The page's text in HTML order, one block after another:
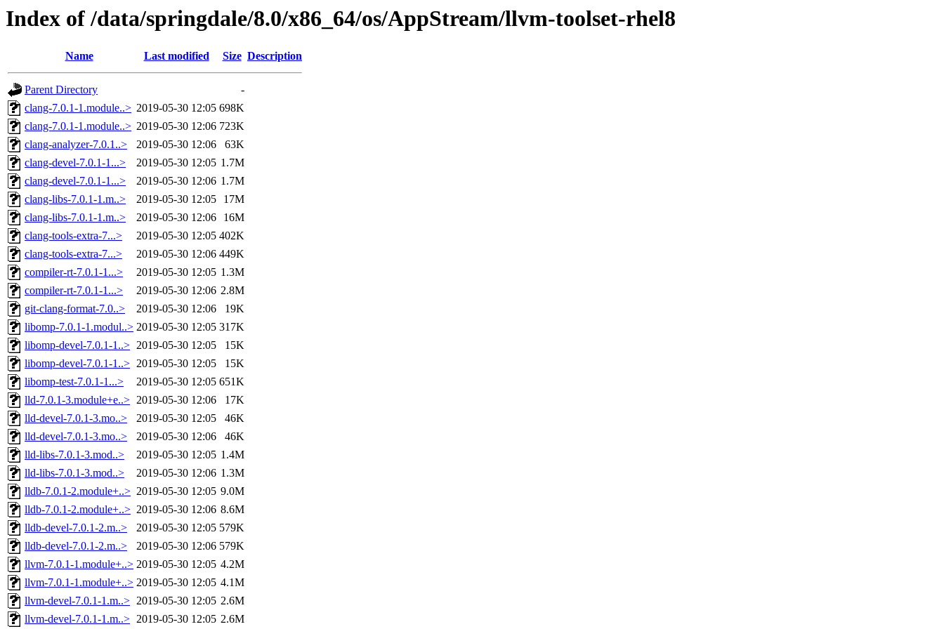
Index of /data/springdale/8.0/x86_64/os/AppStream/llvm-toolset-rhel8
Name Last modified Size Description
Parent Directory
-
clang-7.0.1-1.module..> 2019-05-30 12:05 698K
clang-7.0.1-1.module..> 2019-05-30 12:06 723K
clang-analyzer-7.0.1..>
2019-05-30 12:06
63K
clang-devel-7.0.1-1...>
2019-05-30 12:05 1.7M
clang-devel-7.0.1-1...>
2019-05-30 12:06 1.7M
clang-libs-7.0.1-1.m..>
2019-05-30 12:05
17M
clang-libs-7.0.1-1.m..>
2019-05-30 12:06
16M
clang-tools-extra-7...>
2019-05-30 12:05 402K
clang-tools-extra-7...>
2019-05-30 12:06 449K
compiler-rt-7.0.1-1...>
2019-05-30 12:05 1.3M
compiler-rt-7.0.1-1...>
2019-05-30 12:06 2.8M
git-clang-format-7.0..>
2019-05-30 12:06
19K
libomp-7.0.1-1.modul..> 2019-05-30 12:05 317K
libomp-devel-7.0.1-1..> 2019-05-30 12:05
15K
libomp-devel-7.0.1-1..> 2019-05-30 12:05
15K
libomp-test-7.0.1-1...>
2019-05-30 12:05 651K
lld-7.0.1-3.module+e..> 2019-05-30 12:06
17K
lld-devel-7.0.1-3.mo..>
2019-05-30 12:05
46K
lld-devel-7.0.1-3.mo..>
2019-05-30 12:06
46K
lld-libs-7.0.1-3.mod..>
2019-05-30 12:05 1.4M
lld-libs-7.0.1-3.mod..>
2019-05-30 12:06 1.3M
lldb-7.0.1-2.module+..> 2019-05-30 12:05 9.0M
lldb-7.0.1-2.module+..> 2019-05-30 12:06 8.6M
lldb-devel-7.0.1-2.m..>
2019-05-30 12:05 579K
lldb-devel-7.0.1-2.m..>
2019-05-30 12:06 579K
llvm-7.0.1-1.module+..> 2019-05-30 12:05 4.2M
llvm-7.0.1-1.module+..> 2019-05-30 12:05 4.1M
llvm-devel-7.0.1-1.m..> 2019-05-30 12:05 2.6M
llvm-devel-7.0.1-1.m..> 2019-05-30 12:05 2.6M